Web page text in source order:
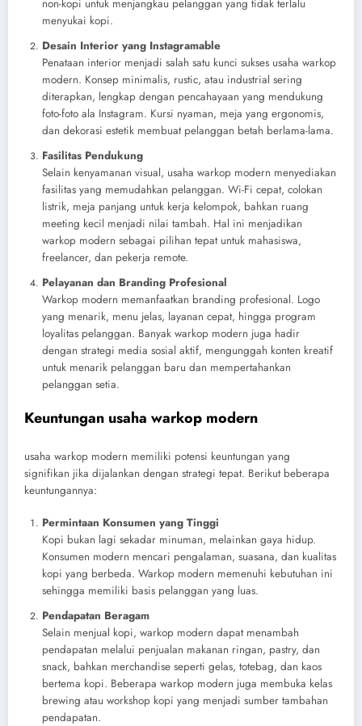
non-kopi untuk menjangkau pelanggan yang tidak terlalu
menyukai kopi.
Desain Interior yang Instagramable
Penataan interior menjadi salah satu kunci sukses usaha warkop
modern. Konsep minimalis, rustic, atau industrial sering
diterapkan, lengkap dengan pencahayaan yang mendukung
foto-foto ala Instagram. Kursi nyaman, meja yang ergonomis,
dan dekorasi estetik membuat pelanggan betah berlama-lama.
Fasilitas Pendukung
Selain kenyamanan visual, usaha warkop modern menyediakan
fasilitas yang memudahkan pelanggan. Wi-Fi cepat, colokan
listrik, meja panjang untuk kerja kelompok, bahkan ruang
meeting kecil menjadi nilai tambah. Hal ini menjadikan
warkop modern sebagai pilihan tepat untuk mahasiswa,
freelancer, dan pekerja remote.
Pelayanan dan Branding Profesional
Warkop modern memanfaatkan branding profesional. Logo
yang menarik, menu jelas, layanan cepat, hingga program
loyalitas pelanggan. Banyak warkop modern juga hadir
dengan strategi media sosial aktif, mengunggah konten kreatif
untuk menarik pelanggan baru dan mempertahankan
pelanggan setia.
Keuntungan usaha warkop modern
usaha warkop modern memiliki potensi keuntungan yang
signifikan jika dijalankan dengan strategi tepat. Berikut beberapa
keuntungannya:
Permintaan Konsumen yang Tinggi
Kopi bukan lagi sekadar minuman, melainkan gaya hidup.
Konsumen modern mencari pengalaman, suasana, dan kualitas
kopi yang berbeda. Warkop modern memenuhi kebutuhan ini
sehingga memiliki basis pelanggan yang luas.
Pendapatan Beragam
Selain menjual kopi, warkop modern dapat menambah
pendapatan melalui penjualan makanan ringan, pastry, dan
snack, bahkan merchandise seperti gelas, totebag, dan kaos
bertema kopi. Beberapa warkop modern juga membuka kelas
brewing atau workshop kopi yang menjadi sumber tambahan
pendapatan.